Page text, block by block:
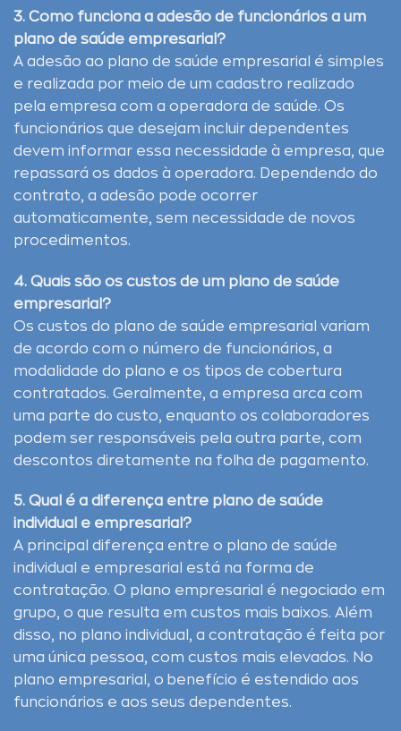
3. Como funciona a adesão de funcionários a um
plano de saúde empresarial?
A adesão ao plano de saúde empresarial é simples
e realizada por meio de um cadastro realizado
pela empresa com a operadora de saúde. Os
funcionários que desejam incluir dependentes
devem informar essa necessidade à empresa, que
repassará os dados à operadora. Dependendo do
contrato, a adesão pode ocorrer
automaticamente, sem necessidade de novos
procedimentos.
4. Quais são os custos de um plano de saúde
empresarial?
Os custos do plano de saúde empresarial variam
de acordo com o número de funcionários, a
modalidade do plano e os tipos de cobertura
contratados. Geralmente, a empresa arca com
uma parte do custo, enquanto os colaboradores
podem ser responsáveis pela outra parte, com
descontos diretamente na folha de pagamento.
5. Qual é a diferença entre plano de saúde
individual e empresarial?
A principal diferença entre o plano de saúde
individual e empresarial está na forma de
contratação. O plano empresarial é negociado em
grupo, o que resulta em custos mais baixos. Além
disso, no plano individual, a contratação é feita por
uma única pessoa, com custos mais elevados. No
plano empresarial, o benefício é estendido aos
funcionários e aos seus dependentes.